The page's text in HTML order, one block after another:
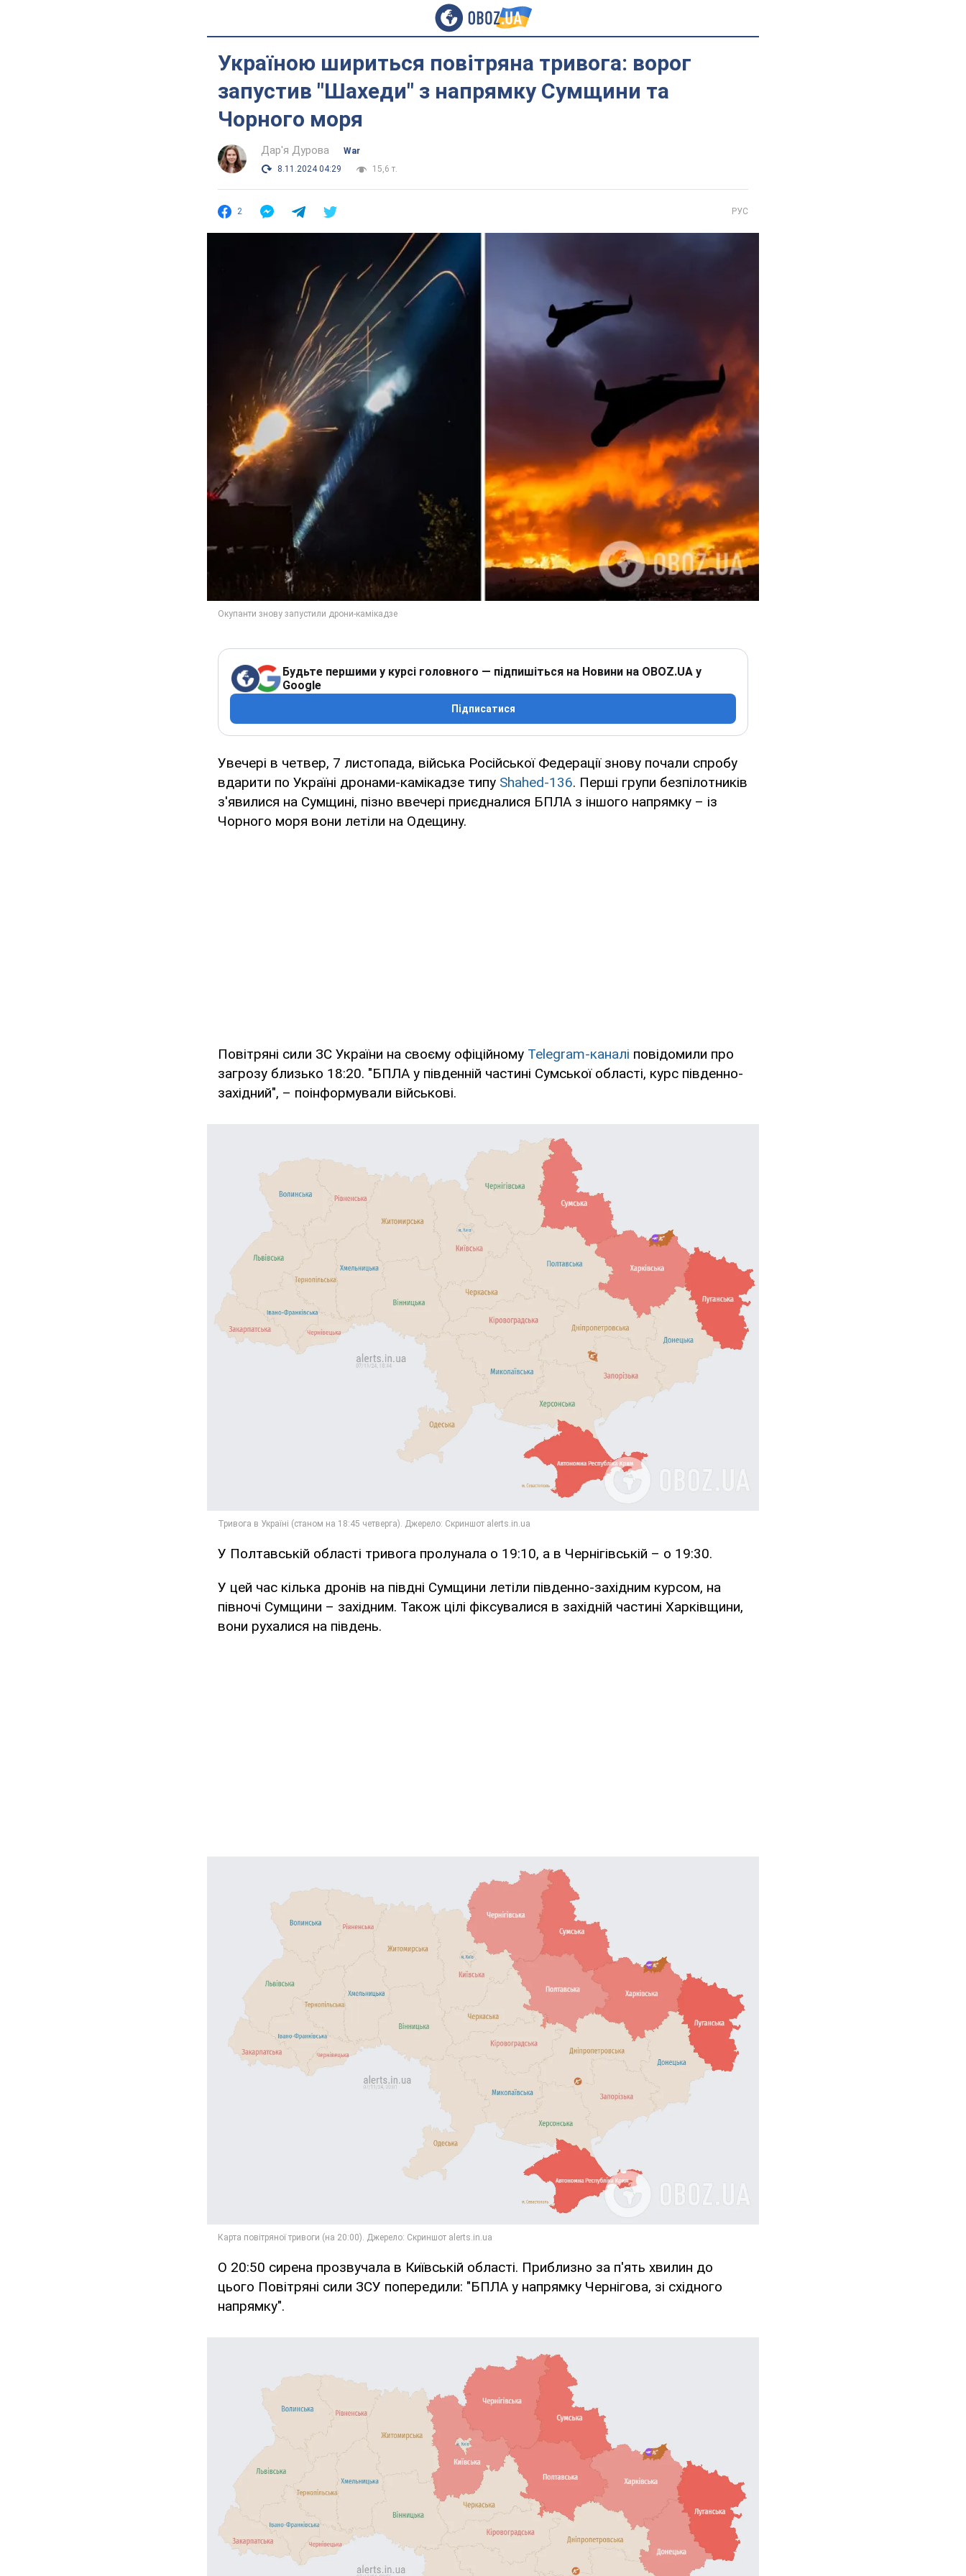
Україною шириться повітряна тривога: ворог
запустив "Шахеди" з напрямку Сумщини та
Чорного моря
Дар'я Дурова
War
8.11.2024 04:29
15,6 т.
2 РУС
Будьте першими у курсі головного — підпишіться на Новини на OBOZ.UA у
Google
Підписатися
Увечері в четвер, 7 листопада, війська Російської Федерації знову почали спробу
вдарити по Україні дронами-камікадзе типу Shahed-136. Перші групи безпілотників
з'явилися на Сумщині, пізно ввечері приєдналися БПЛА з іншого напрямку – із
Чорного моря вони летіли на Одещину.
Повітряні сили ЗС України на своєму офіційному Telegram-каналі повідомили про
загрозу близько 18:20. "БПЛА у південній частині Сумської області, курс південно-
західний", – поінформували військові.
У Полтавській області тривога пролунала о 19:10, а в Чернігівській – о 19:30.
У цей час кілька дронів на півдні Сумщини летіли південно-західним курсом, на
півночі Сумщини – західним. Також цілі фіксувалися в західній частині Харківщини,
вони рухалися на південь.
О 20:50 сирена прозвучала в Київській області. Приблизно за п'ять хвилин до
цього Повітряні сили ЗСУ попередили: "БПЛА у напрямку Чернігова, зі східного
напрямку".